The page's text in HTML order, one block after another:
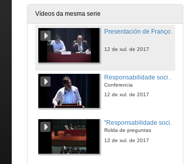
Vídeos da mesma serie
12 de xul. de 2017
Presentación de François Vallaeys
12 de xul. de 2017
Conferencia
12 de xul. de 2017
"Responsabilidade social Universitaria en Latinoamérica: un marco político e de Xestión para a innovación universitaria
Rolda de preguntas
12 de xul. de 2017